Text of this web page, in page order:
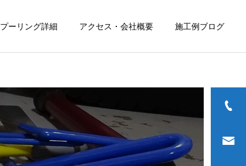
プーリング詳細 アクセス・会社概要 施工例ブログ